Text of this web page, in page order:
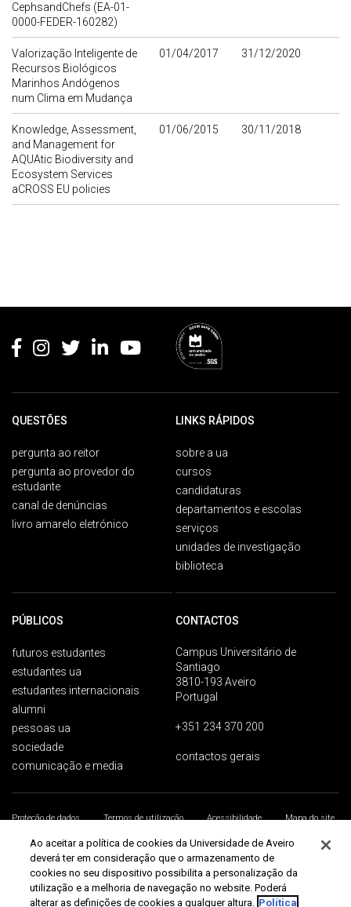
CephsandChefs (EA-01-
0000-FEDER-160282)
Valorização Inteligente de
Recursos Biológicos
Marinhos Andógenos
num Clima em Mudança
01/04/2017 31/12/2020
Knowledge, Assessment,
and Management for
AQUAtic Biodiversity and
Ecosystem Services
aCROSS EU policies
01/06/2015 30/11/2018
QUESTÕES
pergunta ao reitor
pergunta ao provedor do
estudante
canal de denúncias
livro amarelo eletrónico
LINKS RÁPIDOS
sobre a ua
cursos
candidaturas
departamentos e escolas
serviços
unidades de investigação
biblioteca
PÚBLICOS
futuros estudantes
estudantes ua
estudantes internacionais
alumni
pessoas ua
sociedade
comunicação e media
CONTACTOS
Campus Universitário de
Santiago
3810-193 Aveiro
Portugal
+351 234 370 200
contactos gerais
Proteção de dados Termos de utilização Acessibilidade
Mapa do site
Universidade de Aveiro 2026
Ao aceitar a política de cookies da Universidade de Aveiro
deverá ter em consideração que o armazenamento de
cookies no seu dispositivo possibilita a personalização da
utilização e a melhoria de navegação no website. Poderá
alterar as definições de cookies a qualquer altura. Política